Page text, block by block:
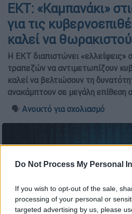
Do Not Process My Personal
If you wish to opt-out of the sale,
processing of your personal or
targeted advertising by us, please
ΕΚΤ: «Καμπανάκι»
για τις
καλεί να
Η ΕΚΤ διαπιστώνει «ελλείψεις»
τραπεζών να αντιμετωπίζουν
καλεί να βελτιώσουν τη
ανακάμπτουν σε μεγάλη επίθεση
🗣️ Ανοικτό για σχολιασμό